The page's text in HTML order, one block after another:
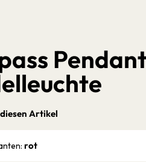
Artikel
rot